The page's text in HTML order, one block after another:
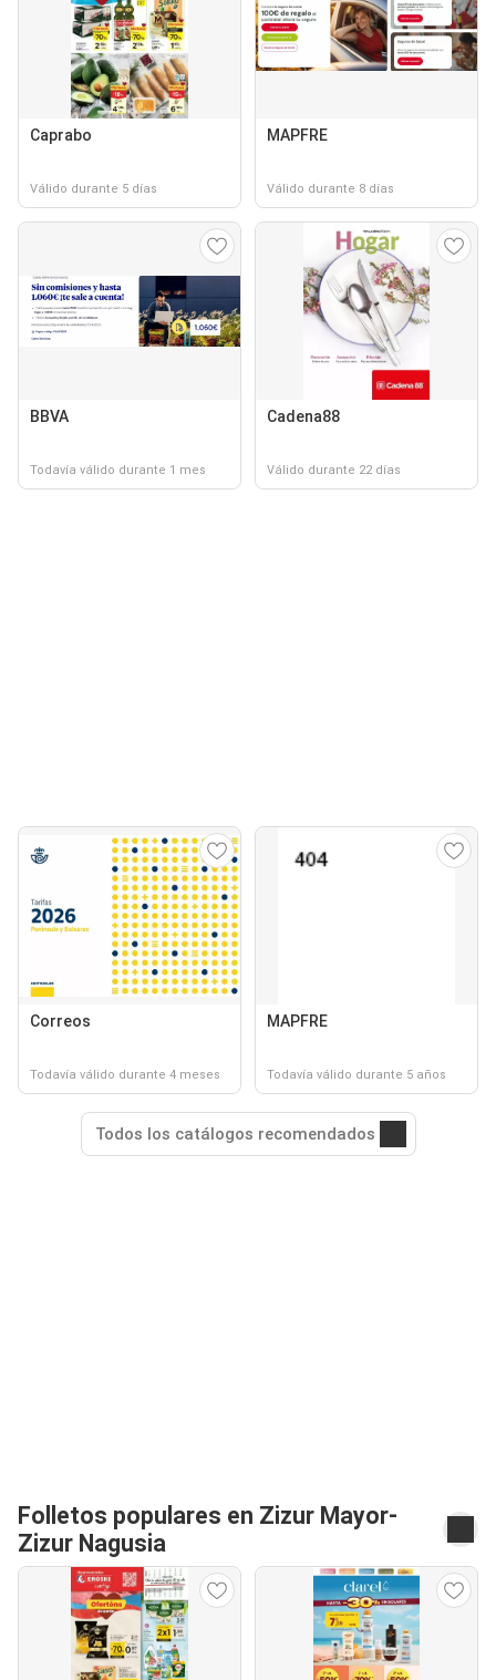
Caprabo
Válido durante 5 días
MAPFRE
Válido durante 8 días
BBVA
Todavía válido durante 1 mes
Cadena88
Válido durante 22 días
Correos
Todavía válido durante 4 meses
MAPFRE
Todavía válido durante 5 años
Todos los catálogos recomendados
Folletos populares en Zizur Mayor-
Zizur Nagusia